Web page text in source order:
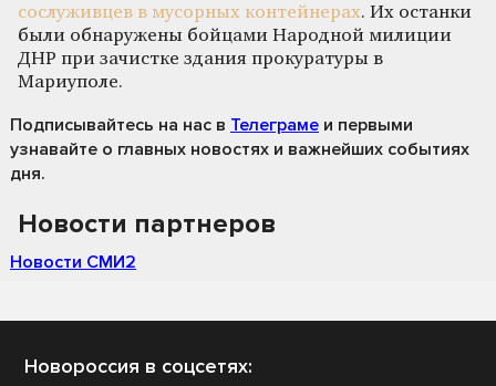
сослуживцев в мусорных контейнерах. Их останки
были обнаружены бойцами Народной милиции
ДНР при зачистке здания прокуратуры в
Мариуполе.
Подписывайтесь на нас в Телеграме и первыми
узнавайте о главных новостях и важнейших событиях
дня.
Новости партнеров
Новости СМИ2
Новороссия в соцсетях: